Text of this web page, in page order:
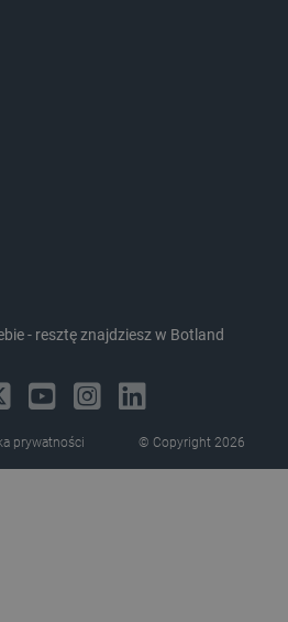
- resztę znajdziesz w Botland
prywatności © Copyright 2026
.botland.com.pl